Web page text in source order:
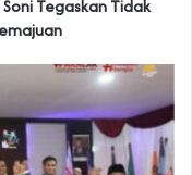
Tegaskan Tidak